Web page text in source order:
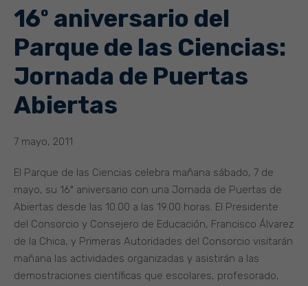
16º aniversario del
Parque de las Ciencias:
Jornada de Puertas
Abiertas
7 mayo, 2011
El Parque de las Ciencias celebra mañana sábado, 7 de
mayo, su 16º aniversario con una Jornada de Puertas de
Abiertas desde las 10.00 a las 19.00 horas. El Presidente
del Consorcio y Consejero de Educación, Francisco Álvarez
de la Chica, y Primeras Autoridades del Consorcio visitarán
mañana las actividades organizadas y asistirán a las
demostraciones científicas que escolares, profesorado,